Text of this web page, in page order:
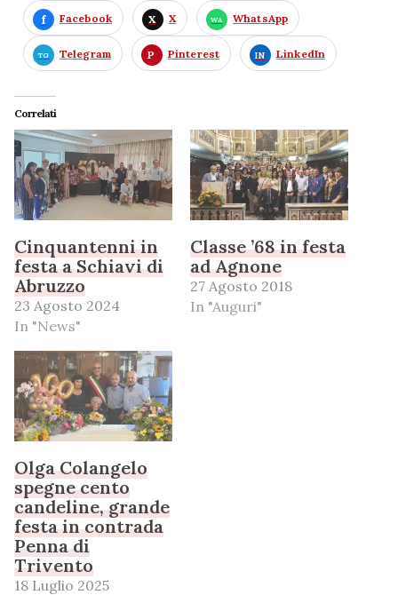
Facebook X WhatsApp
Telegram Pinterest LinkedIn
Correlati
Cinquantenni in
festa a Schiavi di
Abruzzo
23 Agosto 2024
In "News"
Classe ’68 in festa
ad Agnone
27 Agosto 2018
In "Auguri"
Olga Colangelo
spegne cento
candeline, grande
festa in contrada
Penna di
Trivento
18 Luglio 2025